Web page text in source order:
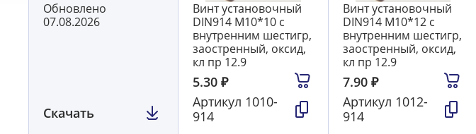
Обновлено
07.08.2026
Скачать
Винт установочный
DIN914 М10*10 с
внутренним шестигр,
заостренный, оксид,
кл пр 12.9
5.30₽
Артикул 1010-
914
Винт установочный
DIN914 М10*12 с
внутренним шестигр,
заостренный, оксид,
кл пр 12.9
7.90 ₽
Артикул 1012-
914